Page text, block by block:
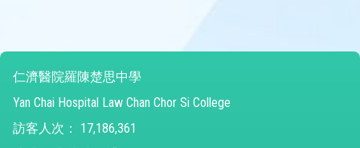
仁濟醫院羅陳楚思中學
Yan Chai Hospital Law Chan Chor Si College
訪客人次：
17,186,361